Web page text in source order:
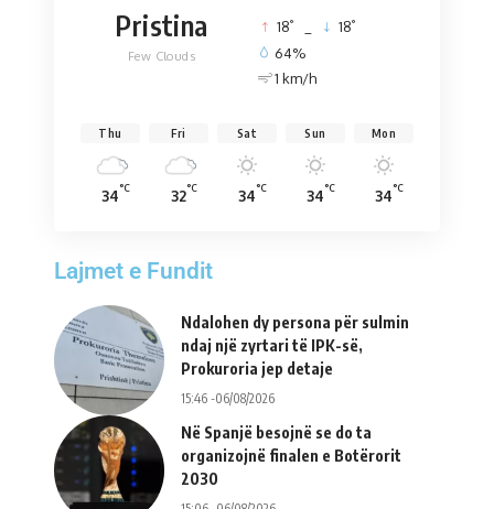
Pristina
Few Clouds
18° 18°
64%
1 km/h
Thu
34°C
Fri
32°C
Sat
34°C
Sun
34°C
Mon
34°C
Lajmet e Fundit
Ndalohen dy persona për sulmin
ndaj një zyrtari të IPK-së,
Prokuroria jep detaje
15:46 -06/08/2026
Në Spanjë besojnë se do ta
organizojnë finalen e Botërorit
2030